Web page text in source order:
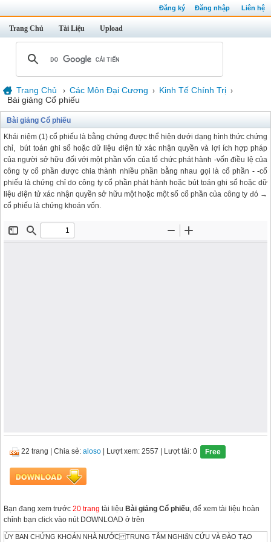
Đăng ký Đăng nhập Liên hệ
Trang Chủ Tài Liệu Upload
Trang Chủ › Các Môn Đại Cương › Kinh Tế Chính Trị ›
Bài giảng Cổ phiếu
Bài giảng Cổ phiếu
Khái niệm (1) cổ phiếu là bằng chứng được thể hiện dưới dạng hình thức chứng
chỉ, bút toán ghi sổ hoặc dữ liệu điện tử xác nhận quyền và lợi ích hợp pháp
của người sở hữu đối với một phần vốn của tổ chức phát hành -vốn điều lệ của
công ty cổ phần được chia thành nhiều phần bằng nhau gọi là cổ phần - -cổ
phiếu là chứng chỉ do công ty cổ phần phát hành hoặc bút toán ghi sổ hoặc dữ
liệu điện tử xác nhận quyền sở hữu một hoặc một số cổ phần của công ty đó →
cổ phiếu là chứng khoán vốn.
22 trang Chia sẻ: aloso | Lượt xem: 2557 | Lượt tải: 0 Free
Bạn đang xem trước 20 trang tài liệu Bài giảng Cổ phiếu, để xem tài liệu hoàn
chỉnh bạn click vào nút DOWNLOAD ở trên
ỦY BAN CHỨNG KHOÁN NHÀ NƯỚC TRUNG TÂM NGHIấN CỨU VÀ ĐÀO TẠO